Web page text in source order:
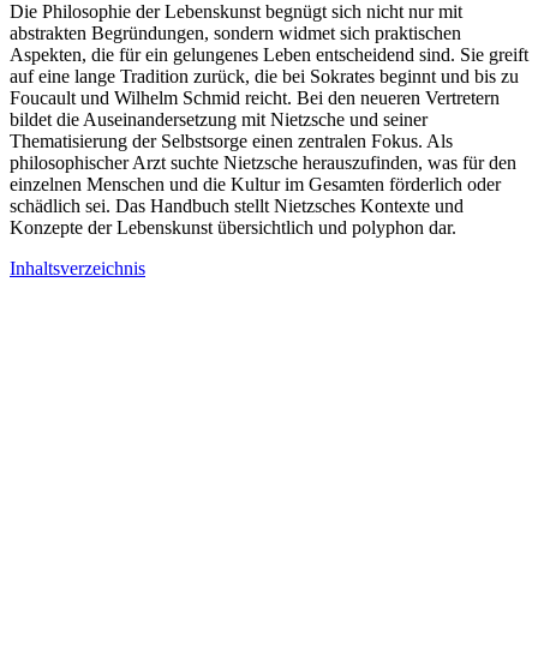
Die Philosophie der Lebenskunst begnügt sich nicht nur mit
abstrakten Begründungen, sondern widmet sich praktischen
Aspekten, die für ein gelungenes Leben entscheidend sind. Sie greift
auf eine lange Tradition zurück, die bei Sokrates beginnt und bis zu
Foucault und Wilhelm Schmid reicht. Bei den neueren Vertretern
bildet die Auseinandersetzung mit Nietzsche und seiner
Thematisierung der Selbstsorge einen zentralen Fokus. Als
philosophischer Arzt suchte Nietzsche herauszufinden, was für den
einzelnen Menschen und die Kultur im Gesamten förderlich oder
schädlich sei. Das Handbuch stellt Nietzsches Kontexte und
Konzepte der Lebenskunst übersichtlich und polyphon dar.
Inhaltsverzeichnis